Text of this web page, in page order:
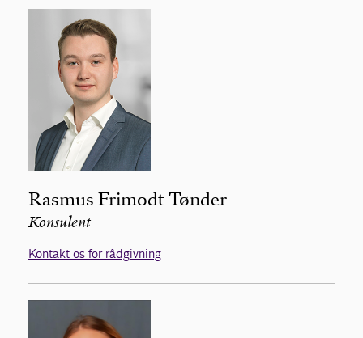
Rasmus Frimodt Tønder
Konsulent
Kontakt os for rådgivning